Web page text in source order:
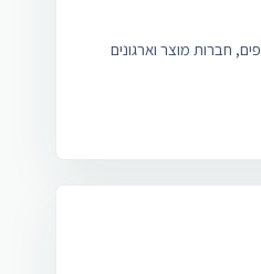
חברות מוצר וארגונים